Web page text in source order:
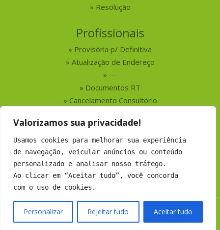
Valorizamos sua privacidade!
Usamos cookies para melhorar sua experiência
de navegação, veicular anúncios ou conteúdo
personalizado e analisar nosso tráfego.
Ao clicar em “Aceitar tudo”, você concorda
com o uso de cookies.
Personalizar Rejeitar tudo Aceitar tudo
Resolução
Profissionais
Provisória p/ Definitiva
Atualização de Endereço
—
Documentos RT
Cancelamento Consultório
Serviços
Busca por Profissionais
Busca por Empresas
Números do CRMV-MS
Copyright 2019 CRMV-MS - Todos os direitos Reservados.
Desenvolvimento:Argo Soluções